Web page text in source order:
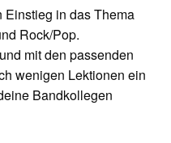
Einstieg in das Thema
Rock/Pop.
mit den passenden
wenigen Lektionen ein
Bandkollegen